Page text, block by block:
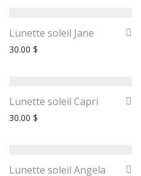
Lunette soleil Jane
30.00 $
Lunette soleil Capri
30.00 $
Lunette soleil Angela